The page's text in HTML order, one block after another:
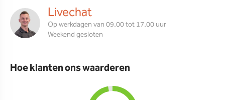
Livechat
Op werkdagen van 09.00 tot 17.00 uur
Weekend gesloten
Hoe klanten ons waarderen